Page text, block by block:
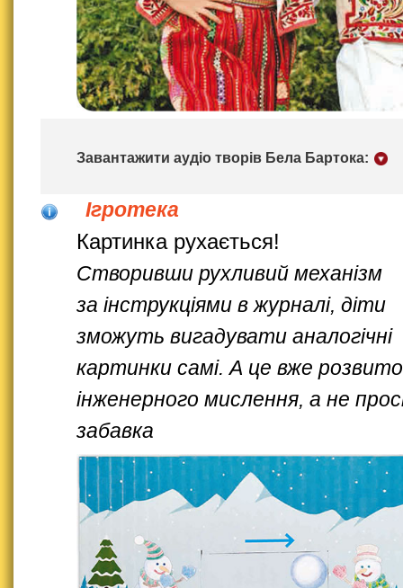
Завантажити аудіо творів Бела Бартока:
Ігротека
Картинка рухається!
Створивши рухливий механізм
за інструкціями в журналі, діти
зможуть вигадувати аналогічні
картинки самі. А це вже
інженерного мислення, а не
забавка